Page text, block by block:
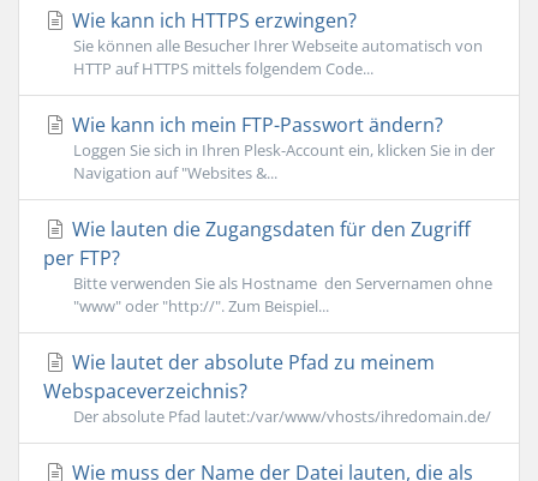
Wie kann ich HTTPS erzwingen?
Sie können alle Besucher Ihrer Webseite automatisch von
HTTP auf HTTPS mittels folgendem Code...
Wie kann ich mein FTP-Passwort ändern?
Loggen Sie sich in Ihren Plesk-Account ein, klicken Sie in der
Navigation auf "Websites &...
Wie lauten die Zugangsdaten für den Zugriff
per FTP?
Bitte verwenden Sie als Hostname den Servernamen ohne
"www" oder "http://". Zum Beispiel...
Wie lautet der absolute Pfad zu meinem
Webspaceverzeichnis?
Der absolute Pfad lautet:/var/www/vhosts/ihredomain.de/
Wie muss der Name der Datei lauten, die als